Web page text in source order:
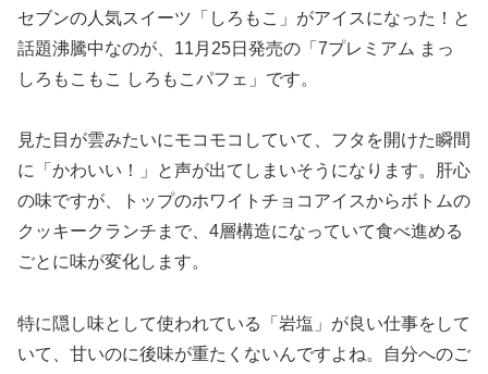
セブンの人気スイーツ「しろもこ」がアイスになった！と
話題沸騰中なのが、11月25日発売の 「7プレミアム まっ
しろもこもこ しろもこパフェ」 です。
見た目が雲みたいにモコモコしていて、フタを開けた瞬間
に「かわいい！」と声が出てしまいそうになります。肝心
の味ですが、トップのホワイトチョコアイスからボトムの
クッキークランチまで、4層構造になっていて食べ進める
ごとに味が変化します。
特に隠し味として使われている「岩塩」が良い仕事をして
いて、甘いのに後味が重たくないんですよね。自分へのご